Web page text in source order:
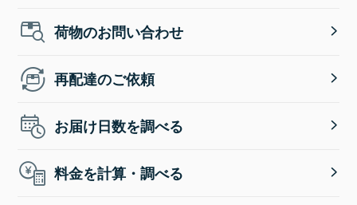
荷物のお問い合わせ
再配達のご依頼
お届け日数を調べる
料金を計算・調べる